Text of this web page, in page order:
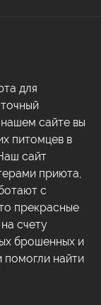
для
сайте вы
питомцев в
сайт
приюта,
с
прекрасные
счету
брошенных и
помогли найти